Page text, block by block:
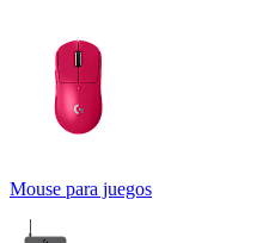
Mouse para juegos